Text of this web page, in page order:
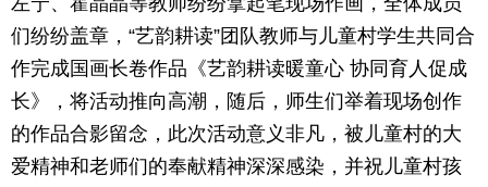
们纷纷盖章，“艺韵耕读”团队教师与儿童村学生共同合
作完成国画长卷作品《艺韵耕读暖童心 协同育人促成
长》，将活动推向高潮，随后，师生们举着现场创作
的作品合影留念，此次活动意义非凡，被儿童村的大
爱精神和老师们的奉献精神深深感染，并祝儿童村孩